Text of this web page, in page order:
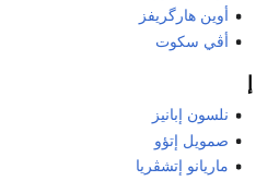
أوين هارگريفز
أڤي سكوت
إ
نلسون إبانيز
صمويل إتؤو
ماريانو إتشڤريا